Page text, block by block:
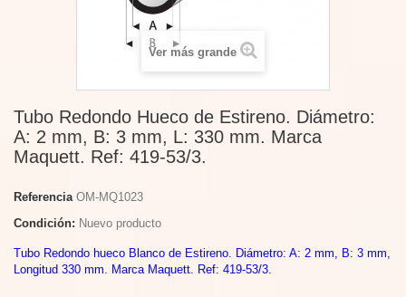
Ver más grande
Tubo Redondo Hueco de Estireno. Diámetro:
A: 2 mm, B: 3 mm, L: 330 mm. Marca
Maquett. Ref: 419-53/3.
Referencia OM-MQ1023
Condición: Nuevo producto
Tubo Redondo hueco Blanco de Estireno. Diámetro: A: 2 mm, B: 3 mm,
Longitud 330 mm. Marca Maquett. Ref: 419-53/3.